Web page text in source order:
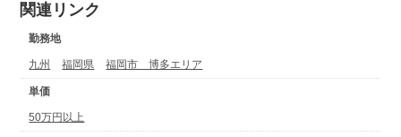
関連リンク
勤務地
九州 福岡県 福岡市 博多エリア
単価
50万円以上